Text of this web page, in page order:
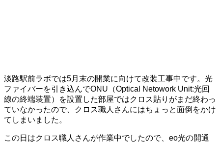
淡路駅前ラボでは5月末の開業に向けて改装工事中です。光
ファイバーを引き込んでONU（Optical Netowork Unit:光回
線の終端装置）を設置した部屋ではクロス貼りがまだ終わっ
ていなかったので、クロス職人さんにはちょっと面倒をかけ
てしまいました。
この日はクロス職人さんが作業中でしたので、eo光の開通